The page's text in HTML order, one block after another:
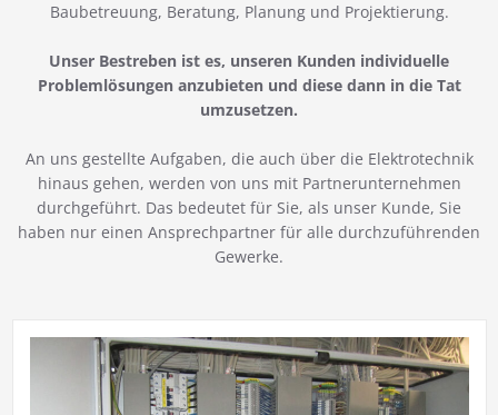
Baubetreuung, Beratung, Planung und Projektierung.
Unser Bestreben ist es, unseren Kunden individuelle
Problemlösungen anzubieten und diese dann in die Tat
umzusetzen.
An uns gestellte Aufgaben, die auch über die Elektrotechnik
hinaus gehen, werden von uns mit Partnerunternehmen
durchgeführt. Das bedeutet für Sie, als unser Kunde, Sie
haben nur einen Ansprechpartner für alle durchzuführenden
Gewerke.